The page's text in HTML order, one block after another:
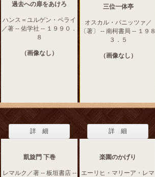
過去への扉をあけろ
ハンス＝ユルゲン・ペライ
／著 -- 佑学社 -- １９９０．
８
（画像なし）
三位一体亭
オスカル・パニッツァ／
〔著〕 -- 南柯書局 -- １９８
３．５
（画像なし）
詳 細
凱旋門 下巻
レマルク／著 -- 板垣書店 --
詳 細
楽園のかげり
エーリヒ・マリーア・レマ